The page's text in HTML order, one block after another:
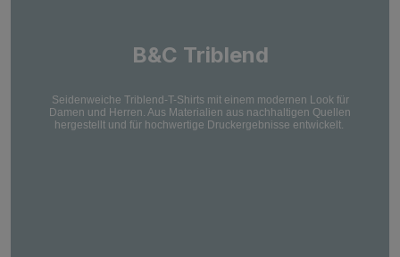
B&C Triblend
Seidenweiche Triblend-T-Shirts mit einem modernen Look für
Damen und Herren. Aus Materialien aus nachhaltigen Quellen
hergestellt und für hochwertige Druckergebnisse entwickelt.